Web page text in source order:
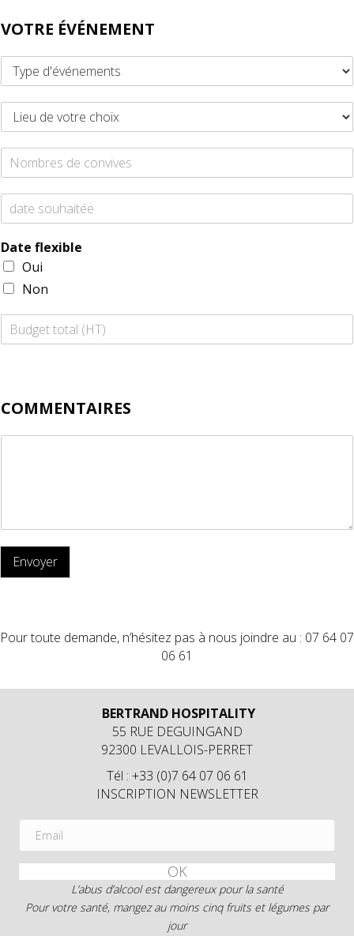
VOTRE ÉVÉNEMENT
Date flexible
Oui
Non
COMMENTAIRES
Envoyer
Pour toute demande, n’hésitez pas à nous joindre au : 07 64 07
06 61
BERTRAND HOSPITALITY
55 RUE DEGUINGAND
92300 LEVALLOIS-PERRET
Tél : +33 (0)7 64 07 06 61
INSCRIPTION NEWSLETTER
OK
L’abus d’alcool est dangereux pour la santé
Pour votre santé, mangez au moins cinq fruits et légumes par
jour